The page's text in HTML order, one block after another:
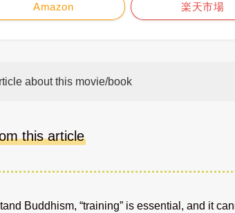
Amazon 楽天市場
about this movie/book
this article
Buddhism, “training” is essential, and it